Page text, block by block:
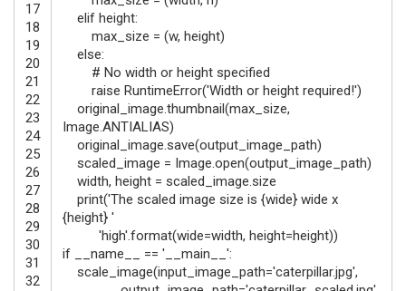
17
18
19
20
21
22
23
24
25
26
27
28
29
30
31
32
elif height:
max_size = (w, height)
else:
# No width or height specified
raise RuntimeError('Width or height required!')
original_image.thumbnail(max_size,
Image.ANTIALIAS)
original_image.save(output_image_path)
scaled_image = Image.open(output_image_path)
width, height = scaled_image.size
print('The scaled image size is {wide} wide x
{height} '
'high'.format(wide=width, height=height))
if
__name__ == '__main__':
scale_image(input_image_path='caterpillar.jpg',